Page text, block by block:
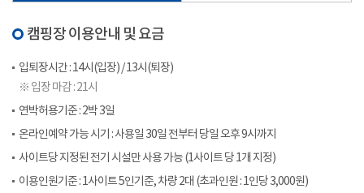
캠핑장 이용안내 및 요금
입퇴장시간 : 14시(입장) / 13시(퇴장)
※ 입장 마감 : 21시
연박허용기준 : 2박 3일
온라인예약 가능 시기 : 사용일 30일 전부터 당일 오후 9시까지
사이트당 지정된 전기 시설만 사용 가능 (1사이트 당 1개 지정)
이용인원기준 : 1사이트 5인기준, 차량 2대 (초과인원 : 1인당 3,000원)